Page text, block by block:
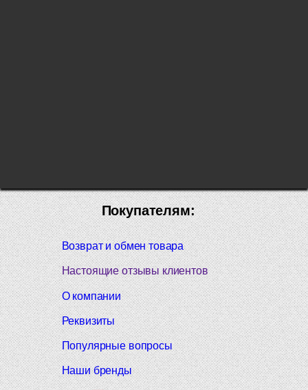
Покупателям:
Возврат и обмен товара
Настоящие отзывы клиентов
О компании
Реквизиты
Популярные вопросы
Наши бренды